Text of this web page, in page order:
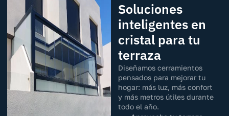
Soluciones
inteligentes en
cristal para tu
terraza
Diseñamos cerramientos
pensados para mejorar tu
hogar: más luz, más confort
y más metros útiles durante
todo el año.